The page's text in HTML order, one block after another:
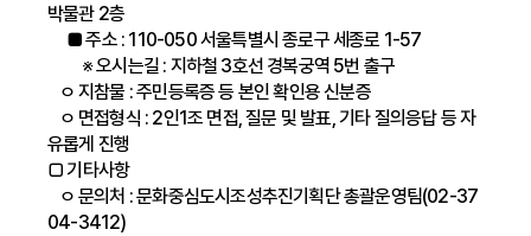
박물관 2층
■ 주소 : 110-050 서울특별시 종로구 세종로 1-57
※ 오시는길 : 지하철 3호선 경복궁역 5번 출구
ㅇ 지참물 : 주민등록증 등 본인 확인용 신분증
ㅇ 면접형식 : 2인1조 면접, 질문 및 발표, 기타 질의응답 등 자
유롭게 진행
□ 기타사항
ㅇ 문의처 : 문화중심도시조성추진기획단 총괄운영팀(02-37
04-3412)